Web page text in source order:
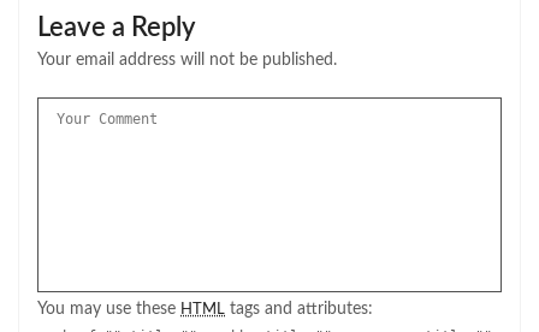
Leave a Reply
Your email address will not be published.
You may use these HTML tags and attributes: